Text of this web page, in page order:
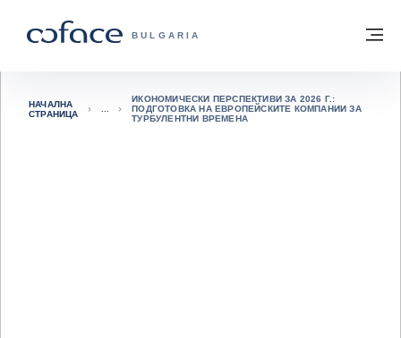
COFACE FOR TRADE - GROUP WEBSITE
BULGARIA
Обратно към начална страница
НАЧАЛНА
СТРАНИЦА
ИКОНОМИЧЕСКИ ПЕРСПЕКТИВИ ЗА 2026 Г.:
ПОДГОТОВКА НА ЕВРОПЕЙСКИТЕ КОМПАНИИ ЗА
ТУРБУЛЕНТНИ ВРЕМЕНА